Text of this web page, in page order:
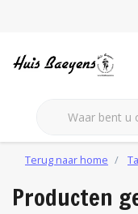
Terug naar home
Producten